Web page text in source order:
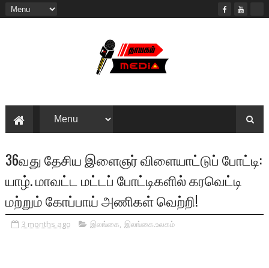
36வது தேசிய இளைஞர் விளையாட்டுப் போட்டி:
யாழ். மாவட்ட மட்டப் போட்டிகளில் கரவெட்டி
மற்றும் கோப்பாய் அணிகள் வெற்றி!
3 months ago இலங்கை, இலங்கை.உலகம்